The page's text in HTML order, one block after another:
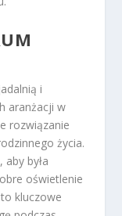
i
aranżacji w
rozwiązanie
życia.
była
oświetlenie
kluczowe